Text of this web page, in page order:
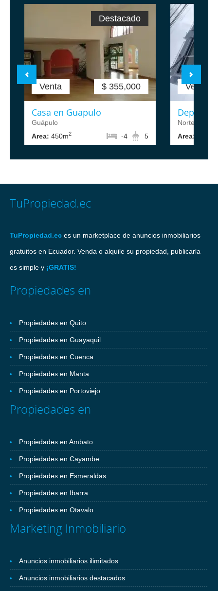
Venta $ 355,000
Destacado
Casa en Guapulo
Guápulo
Area: 450m2 5
-4
Venta
Norte de
Area:
TuPropiedad.ec
TuPropiedad.ec es un marketplace de anuncios inmobiliarios
gratuitos en Ecuador. Venda o alquile su propiedad, publicarla
es simple y ¡GRATIS!
Propiedades en
Propiedades en Quito
Propiedades en Guayaquil
Propiedades en Cuenca
Propiedades en Manta
Propiedades en Portoviejo
Propiedades en
Propiedades en Ambato
Propiedades en Cayambe
Propiedades en Esmeraldas
Propiedades en Ibarra
Propiedades en Otavalo
Marketing Inmobiliario
Anuncios inmobiliarios ilimitados
Anuncios inmobiliarios destacados